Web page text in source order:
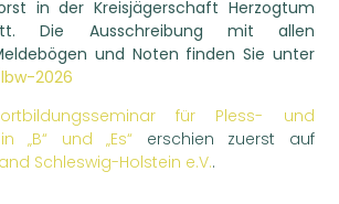
in der Kreisjägerschaft Herzogtum
Die Ausschreibung mit allen
und Noten finden Sie unter
2026
für Pless- und
„B“ und „Es“ erschien zuerst auf
Schleswig-Holstein e.V..